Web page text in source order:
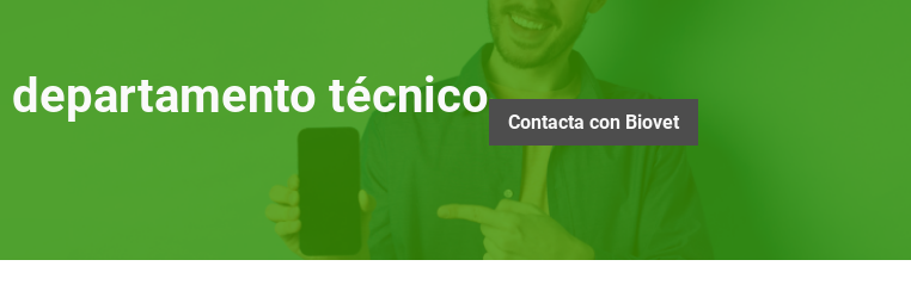
departamento técnico Contacta con Biovet